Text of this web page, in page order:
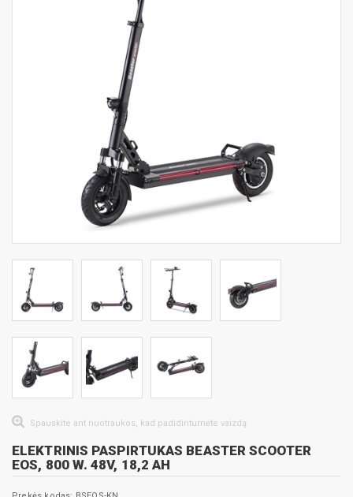
Spauskite ant nuotraukos, kad padidintumėte vaizdą
ELEKTRINIS PASPIRTUKAS BEASTER SCOOTER
EOS, 800 W. 48V, 18,2 AH